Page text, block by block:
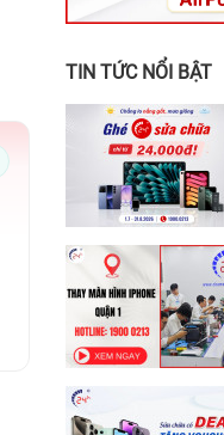
24h Vũng Tàu:
TIN TỨC NỔI BẬT